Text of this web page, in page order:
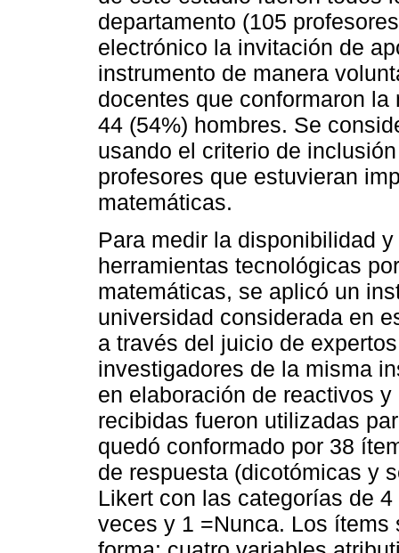
departamento (105
electrónico la invitación de
instrumento de manera
docentes que conformaron
44 (54%) hombres. Se
usando el criterio de
profesores que estuvieran
matemáticas.
Para medir la disponibilidad
herramientas tecnológicas
matemáticas, se aplicó un
universidad considerada en
a través del juicio de
investigadores de la misma
en elaboración de reactivos
recibidas fueron utilizadas
quedó conformado por 38
de respuesta (dicotómicas y
Likert con las categorías de
veces y 1 =Nunca. Los